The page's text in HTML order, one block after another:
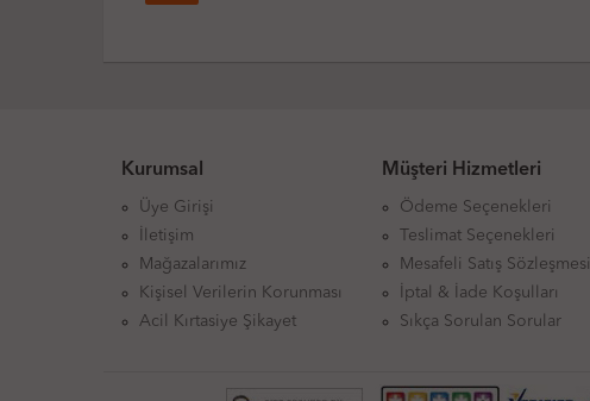
Kurumsal
Üye Girişi
İletişim
Mağazalarımız
Kişisel Verilerin Korunması
Acil Kırtasiye Şikayet
Müşteri Hizmetleri
Ödeme Seçenekleri
Teslimat Seçenekleri
Mesafeli Satış Sözleşmesi
İptal & İade Koşulları
Sıkça Sorulan Sorular